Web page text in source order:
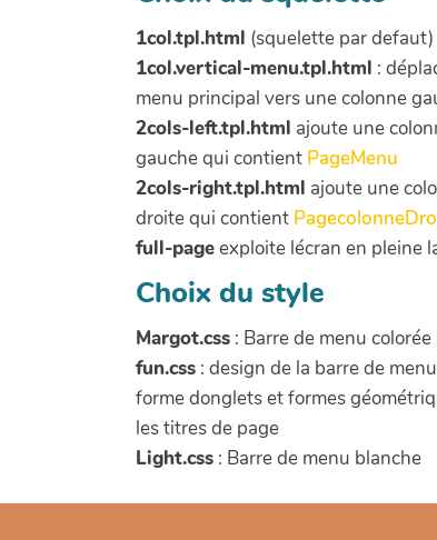
1col.tpl.html (squelette par defaut)
1col.vertical-menu.tpl.html :
menu principal vers une colonne
2cols-left.tpl.html ajoute une
gauche qui contient PageMenu
2cols-right.tpl.html ajoute une
droite qui contient
full-pageexploite lécran en pleine
Choix du style
Margot.css : Barre de menu colorée
fun.css : design de la barre de
forme donglets et formes
les titres de page
Light.css : Barre de menu blanche